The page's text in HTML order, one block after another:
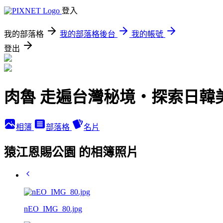
登入
我的部落格 我的部落格後台
我的帳號
登出
肉魯 走遍台灣秘境・探索日韓
相簿 部落格 名片
猿江恩賜公園 的相簿照片
nEO_IMG_80.jpg